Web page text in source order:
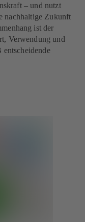
– und nutzt
nachhaltige Zukunft
ist der
Verwendung und